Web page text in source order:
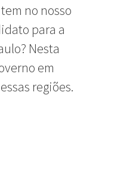
no nosso
para a
Nesta
em
regiões.